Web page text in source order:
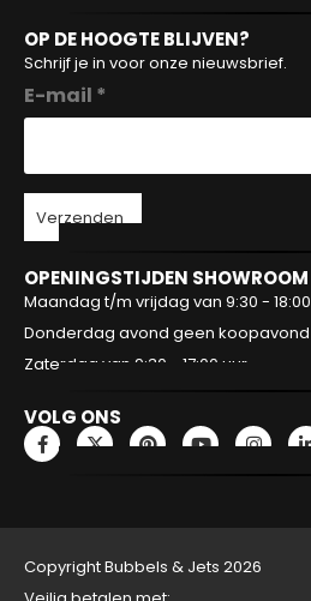
OP DE HOOGTE BLIJVEN?
Schrijf je in voor onze nieuwsbrief.
E-mail *
Verzenden
OPENINGSTIJDEN SHOWROOM
Maandag t/m vrijdag van 9:30 - 18:00
Donderdag avond geen koopavond
Zaterdag van 9:30 - 17:00 uur
VOLG ONS
Copyright Bubbels & Jets 2026